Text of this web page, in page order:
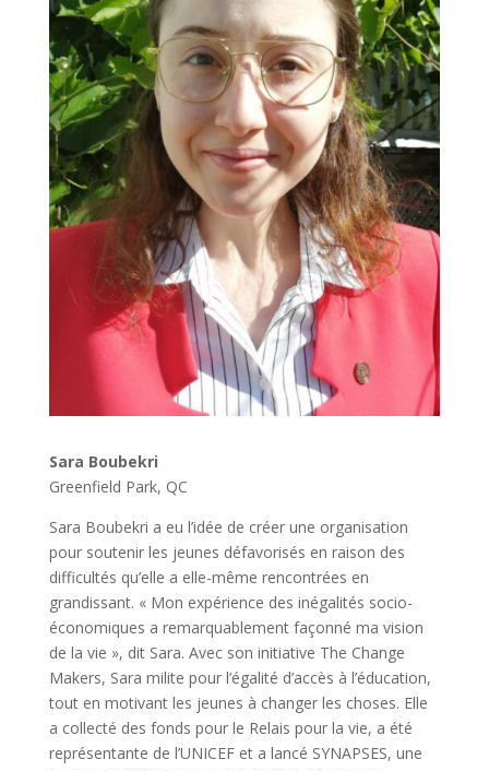
Sara Boubekri
Greenfield Park, QC
Sara Boubekri a eu l’idée de créer une organisation
pour soutenir les jeunes défavorisés en raison des
difficultés qu’elle a elle-même rencontrées en
grandissant. « Mon expérience des inégalités socio-
économiques a remarquablement façonné ma vision
de la vie », dit Sara. Avec son initiative The Change
Makers, Sara milite pour l’égalité d’accès à l’éducation,
tout en motivant les jeunes à changer les choses. Elle
a collecté des fonds pour le Relais pour la vie, a été
représentante de l’UNICEF et a lancé SYNAPSES, une